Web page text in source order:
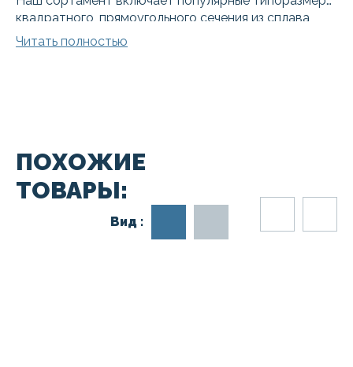
квадратного, прямоугольного сечения из сплава
АД31Т и других марок. Поэтому купить
алюминиевую профильную трубу в Москве у нас —
Читать полностью
ПОХОЖИЕ
ТОВАРЫ:
Вид :